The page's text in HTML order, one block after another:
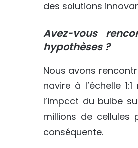
des solutions
Avez-vous
hypothèses ?
Nous avons
navire à l’échelle
l’impact du bulbe
millions de cellules
conséquente.